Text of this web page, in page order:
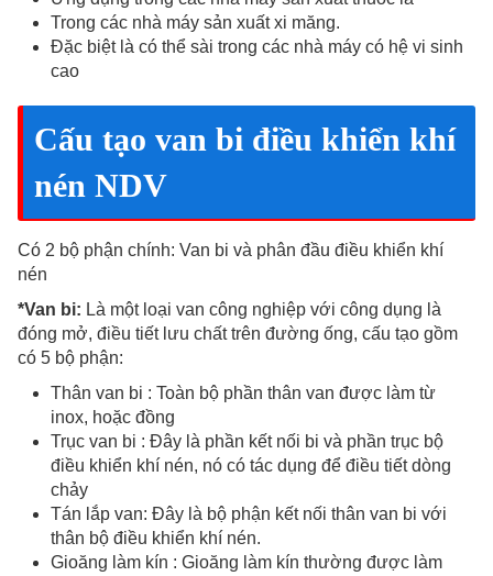
Trong các nhà máy sản xuất xi măng.
Đặc biệt là có thể sài trong các nhà máy có hệ vi sinh
cao
Cấu tạo van bi điều khiển khí
nén NDV
Có 2 bộ phận chính: Van bi và phân đầu điều khiển khí
nén
*Van bi: Là một loại van công nghiệp với công dụng là
đóng mở, điều tiết lưu chất trên đường ống, cấu tạo gồm
có 5 bộ phận:
Thân van bi : Toàn bộ phần thân van được làm từ
inox, hoặc đồng
Trục van bi : Đây là phần kết nối bi và phần trục bộ
điều khiển khí nén, nó có tác dụng để điều tiết dòng
chảy
Tán lắp van: Đây là bộ phận kết nối thân van bi với
thân bộ điều khiển khí nén.
Gioăng làm kín : Gioăng làm kín thường được làm